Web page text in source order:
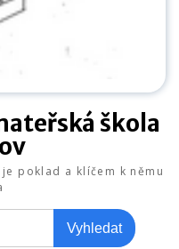
škola
poklad a klíčem k němu